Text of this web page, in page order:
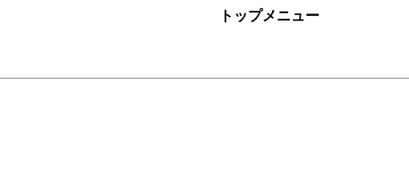
トップメニュー